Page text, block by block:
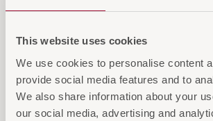
This website uses cookies
We use cookies to personalise content
provide social media features and to
We also share information about your
our social media, advertising and
AUF DIE ANFRAGELISTE